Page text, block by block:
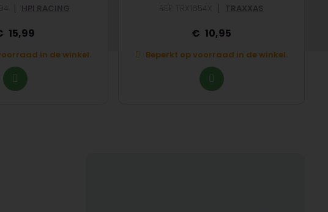
| HPI RACING
15,99
in de winkel.
REF: TRX1654X | TRAXXAS
10,95
Beperkt op voorraad in de winkel.